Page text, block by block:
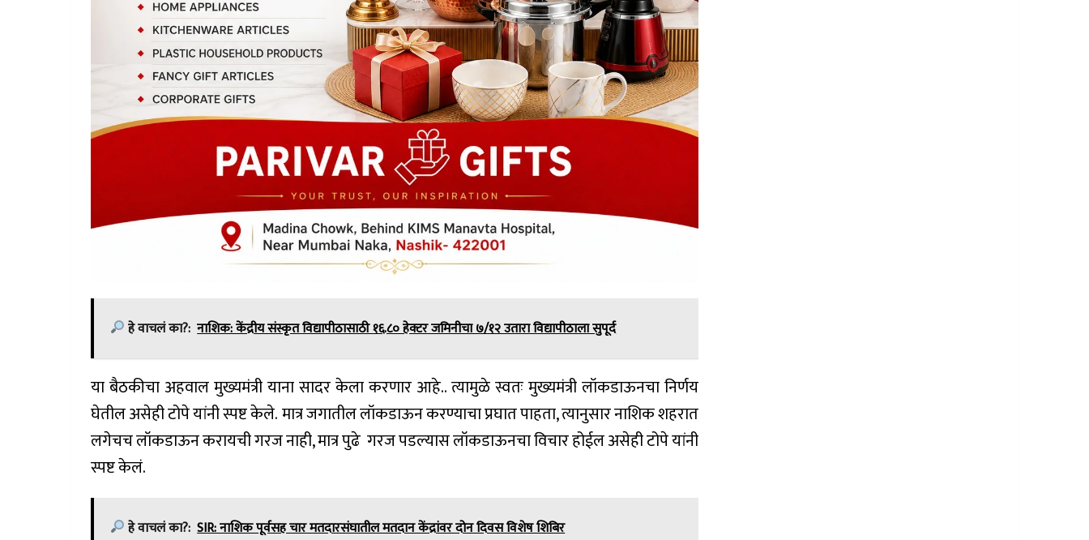
हे वाचलं का?: नाशिक: केंद्रीय संस्कृत विद्यापीठासाठी १६.८० हेक्टर जमिनीचा ७/१२ उतारा विद्यापीठाला सुपूर्द
या बैठकीचा अहवाल मुख्यमंत्री याना सादर केला करणार आहे.. त्यामुळे स्वतः मुख्यमंत्री लॉकडाऊनचा निर्णय
घेतील असेही टोपे यांनी स्पष्ट केले. मात्र जगातील लॉकडाऊन करण्याचा प्रघात पाहता, त्यानुसार नाशिक शहरात
लगेचच लॉकडाऊन करायची गरज नाही, मात्र पुढे गरज पडल्यास लॉकडाऊनचा विचार होईल असेही टोपे यांनी
स्पष्ट केलं.
हे वाचलं का?: SIR: नाशिक पूर्वसह चार मतदारसंघातील मतदान केंद्रांवर दोन दिवस विशेष शिबिर